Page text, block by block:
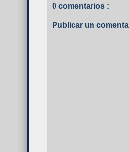
0 comentarios :
Publicar un